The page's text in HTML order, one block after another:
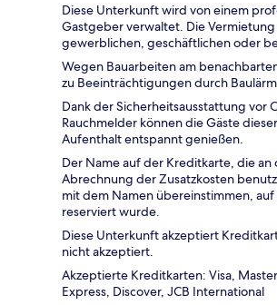
Diese Unterkunft wird von einem
Gastgeber verwaltet. Die
gewerblichen, geschäftlichen oder
Wegen Bauarbeiten am
zu Beeinträchtigungen durch
Dank der Sicherheitsausstattung vor
Rauchmelder können die Gäste
Aufenthalt entspannt genießen.
Der Name auf der Kreditkarte, die
Abrechnung der Zusatzkosten
mit dem Namen übereinstimmen,
reserviert wurde.
Diese Unterkunft akzeptiert
nicht akzeptiert.
Akzeptierte Kreditkarten: Visa,
Express, Discover, JCB International